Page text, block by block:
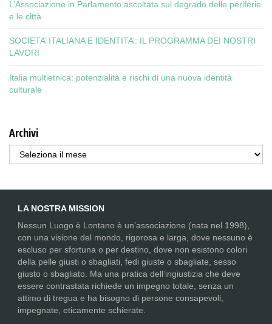
L’Associazione in Parlamento ascoltata sul degrado delle periferie
e le città
SOCIETA’ ITALIANA E IDENTITA’: IL PROGRAMMA DEI NOSTRI
LAVORI
Italia multietnica: potenzialità e rischi di una nuova identità
culturale
Archivi
Archivi
LA NOSTRA MISSION
Nessun Luogo è Lontano è un’associazione (nata nel 1998),
con una visione del mondo, rigorosa e larga, dove nessuno è
escluso per sfortuna o per destino, dove non esistono colori
della pelle giusti o sbagliati, fedi giuste o sbagliate, sesso
giusto o sbagliato. Ma una pratica dell’ingiustizia che deve
essere contrastata richiede un impegno totale, senza un
attimo di tregua e ha bisogno di persone consapevoli,
impegnate, eticamente schierate.